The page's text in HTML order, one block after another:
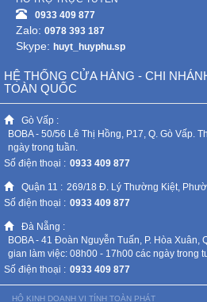
0933 409 877
Zalo: 0978 393 187
Skype: huyt_huyphu.sp
HỆ THỐNG CỬA HÀNG - CHI
TOÀN QUỐC
Gò Vấp :
BOBA - 50/56 Lê Thị Hồng, P17, Q. Gò Vấp.
ngày trong tuần.
Số điện thoại : 0933 409 877
Quận 11 : 269/18 Đ. Lý Thường Kiệt,
Số điện thoại : 0933 409 877
Đà Nẵng :
BOBA - 41 Đoàn Nguyễn Tuấn, P. Hòa Xuân,
gian làm việc: 08h00 - 17h00 các ngày trong
Số điện thoại : 0933 409 877
HỘ KINH DOANH VI TÍNH TOÀN PHÁT